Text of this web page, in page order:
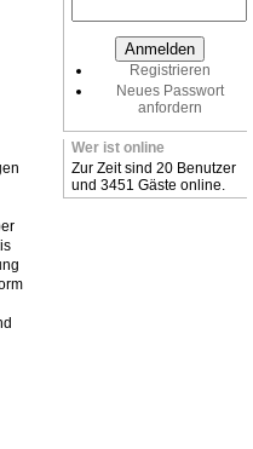
Registrieren
Neues Passwort
anfordern
Wer ist online
Zur Zeit sind 20 Benutzer
und 3451 Gäste online.